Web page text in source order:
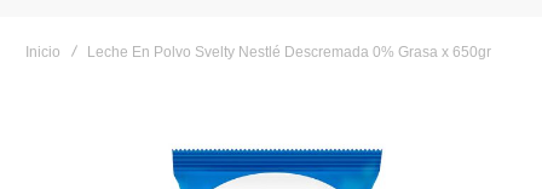
Inicio Leche En Polvo Svelty Nestlé Descremada 0% Grasa x 650gr